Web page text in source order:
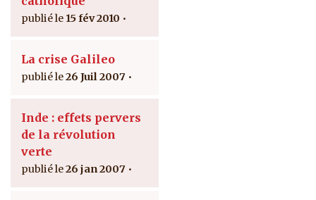
15 fév 2010
La crise Galileo
26 Juil 2007
Inde : effets pervers
de la révolution
verte
26 jan 2007